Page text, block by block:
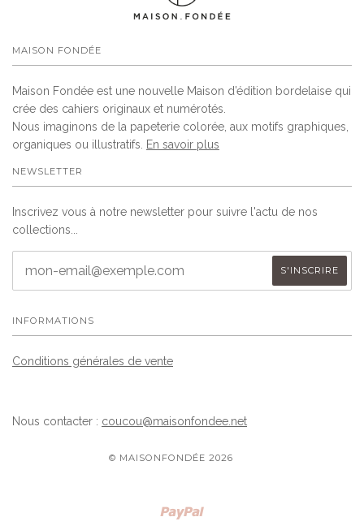
MAISON FONDÉE
Maison Fondée est une nouvelle Maison d’édition bordelaise qui
crée des cahiers originaux et numérotés.
Nous imaginons de la papeterie colorée, aux motifs graphiques,
organiques ou illustratifs.
En savoir plus
NEWSLETTER
Inscrivez vous à notre newsletter pour suivre l'actu de nos
collections...
INFORMATIONS
Conditions générales de vente
Nous contacter : coucou@maisonfondee.net
© MAISONFONDÉE 2026